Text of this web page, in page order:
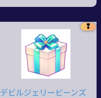
❢
デビルジェリービーンズ